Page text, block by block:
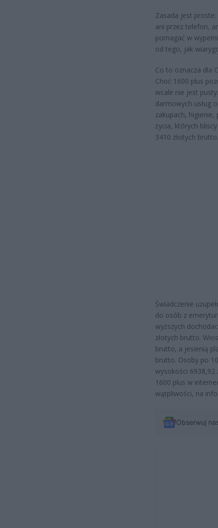
Zasada jest
ani przez telefon,
pomagać w
od tego, jak
Co to oznacza dla
Choć 1600 plus
wcale nie jest
darmowych usług
zakupach,
życia, których
3410 złotych brutto.
Świadczenie
do osób z
wyższych
złotych brutto.
brutto, a jesienią
brutto. Osoby po
wysokości 6938,92
1600 plus w
wątpliwości, na
Obserwuj